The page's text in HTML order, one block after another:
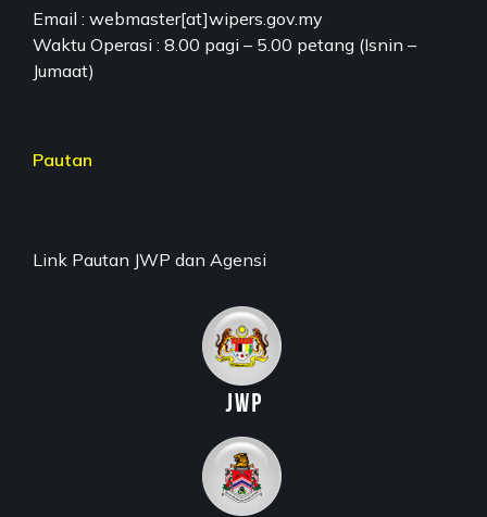
Email : webmaster[at]wipers.gov.my
Waktu Operasi : 8.00 pagi – 5.00 petang (Isnin –
Jumaat)
Pautan
Link Pautan JWP dan Agensi